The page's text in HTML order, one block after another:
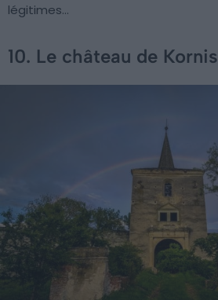
légitimes…
10. Le château de Kornis